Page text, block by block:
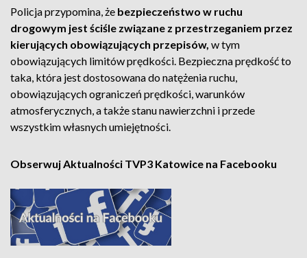
Policja przypomina, że bezpieczeństwo w ruchu
drogowym jest ściśle związane z przestrzeganiem przez
kierujących obowiązujących przepisów, w tym
obowiązujących limitów prędkości. Bezpieczna prędkość to
taka, która jest dostosowana do natężenia ruchu,
obowiązujących ograniczeń prędkości, warunków
atmosferycznych, a także stanu nawierzchni i przede
wszystkim własnych umiejętności.
Obserwuj Aktualności TVP3 Katowice na Facebooku